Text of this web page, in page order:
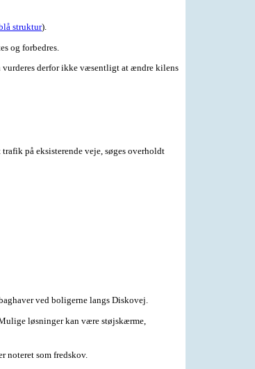
struktur).
og forbedres.
vurderes derfor ikke væsentligt at ændre kilens
på eksisterende veje, søges overholdt
ved boligerne langs Diskovej.
løsninger kan være støjskærme,
noteret som fredskov.